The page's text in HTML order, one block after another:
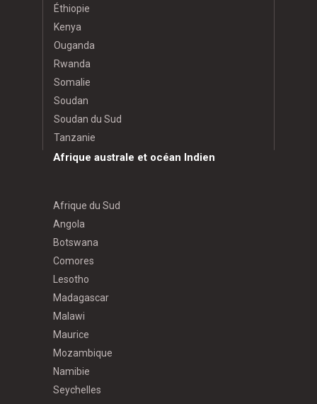
Éthiopie
Kenya
Ouganda
Rwanda
Somalie
Soudan
Soudan du Sud
Tanzanie
Afrique australe et océan Indien
Afrique du Sud
Angola
Botswana
Comores
Lesotho
Madagascar
Malawi
Maurice
Mozambique
Namibie
Seychelles